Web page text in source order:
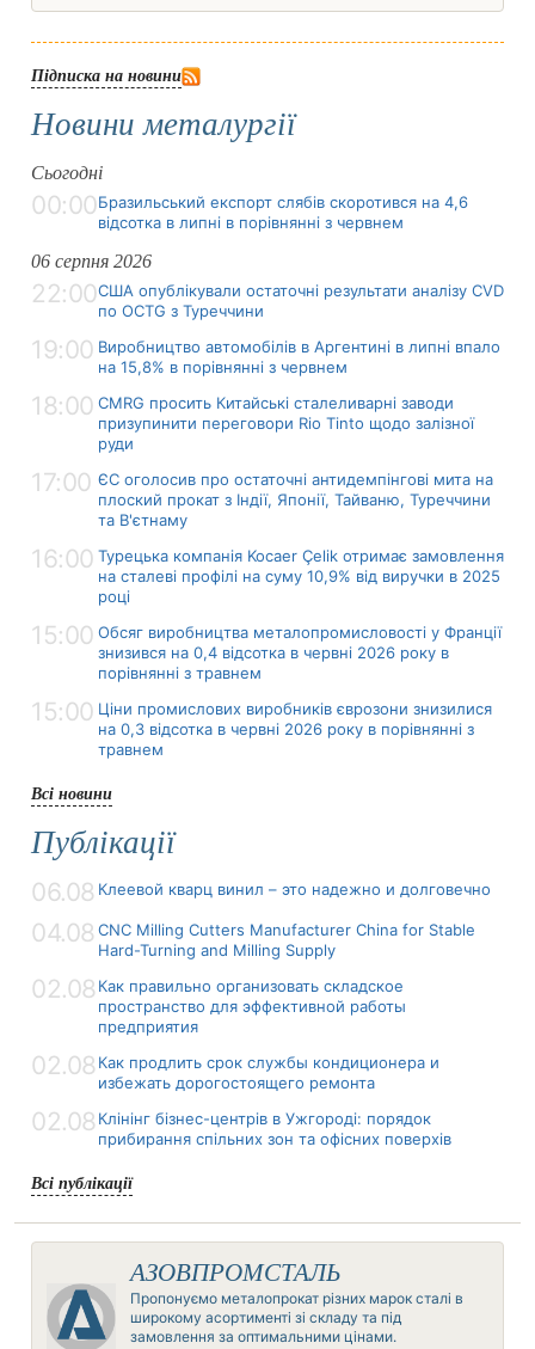
Підписка на новини
Новини металургії
Сьогодні
00:00Бразильський експорт слябів скоротився на 4,6
відсотка в липні в порівнянні з червнем
06 серпня 2026
22:00США опублікували остаточні результати аналізу CVD
по OCTG з Туреччини
19:00 Виробництво автомобілів в Аргентині в липні впало
на 15,8% в порівнянні з червнем
18:00 CMRG просить Китайські сталеливарні заводи
призупинити переговори Rio Tinto щодо залізної
руди
17:00 ЄС оголосив про остаточні антидемпінгові мита на
плоский прокат з Індії, Японії, Тайваню, Туреччини
та В'єтнаму
16:00 Турецька компанія Kocaer Çelik отримає замовлення
на сталеві профілі на суму 10,9% від виручки в 2025
році
15:00 Обсяг виробництва металопромисловості у Франції
знизився на 0,4 відсотка в червні 2026 року в
порівнянні з травнем
15:00 Ціни промислових виробників єврозони знизилися
на 0,3 відсотка в червні 2026 року в порівнянні з
травнем
Всі новини
Публікації
06.08 Клеевой кварц винил – это надежно и долговечно
04.08 CNC Milling Cutters Manufacturer China for Stable
Hard-Turning and Milling Supply
02.08 Как правильно организовать складское
пространство для эффективной работы
предприятия
02.08 Как продлить срок службы кондиционера и
избежать дорогостоящего ремонта
02.08 Клінінг бізнес-центрів в Ужгороді: порядок
прибирання спільних зон та офісних поверхів
Всі публікації
АЗОВПРОМСТАЛЬ
Пропонуємо металопрокат різних марок сталі в
широкому асортименті зі складу та під
замовлення за оптимальними цінами.